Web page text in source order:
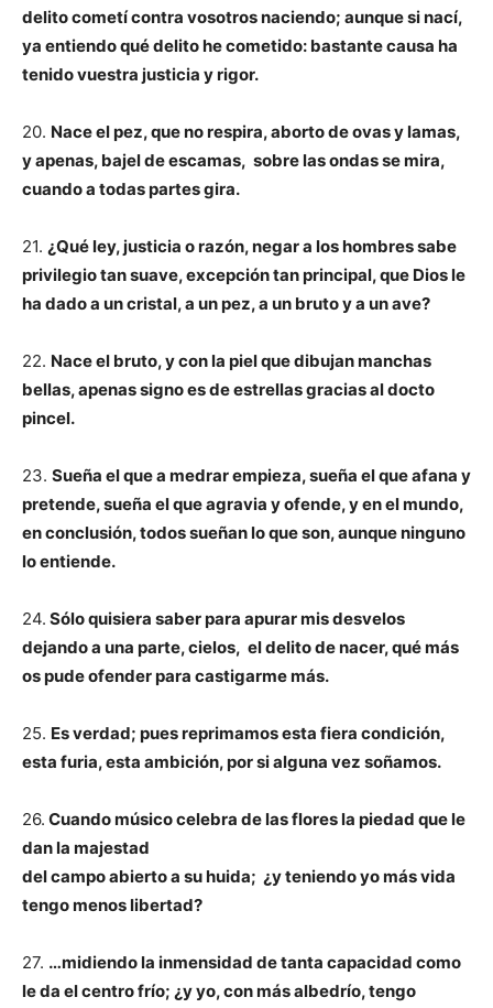
delito cometí contra vosotros naciendo; aunque si nací,
ya entiendo qué delito he cometido: bastante causa ha
tenido vuestra justicia y rigor.
20. Nace el pez, que no respira, aborto de ovas y lamas,
y apenas, bajel de escamas, sobre las ondas se mira,
cuando a todas partes gira.
21. ¿Qué ley, justicia o razón, negar a los hombres sabe
privilegio tan suave, excepción tan principal, que Dios le
ha dado a un cristal, a un pez, a un bruto y a un ave?
22. Nace el bruto, y con la piel que dibujan manchas
bellas, apenas signo es de estrellasgracias al docto
pincel.
23. Sueña el que a medrar empieza, sueña el que afana y
pretende, sueña el que agravia y ofende, y en el mundo,
en conclusión, todos sueñan lo que son, aunque ninguno
lo entiende.
24. Sólo quisiera saber para apurar mis desvelos
dejando a una parte, cielos, el delito de nacer, qué más
os pude ofender para castigarme más.
25. Es verdad; pues reprimamos esta fiera condición,
esta furia, esta ambición, por si alguna vez soñamos.
26. Cuando músico celebra de las flores la piedad que le
dan la majestad
del campo abierto a su huida; ¿y teniendo yo más vida
tengo menos libertad?
27. …midiendo la inmensidad de tanta capacidad como
le da el centro frío; ¿y yo, con más albedrío, tengo